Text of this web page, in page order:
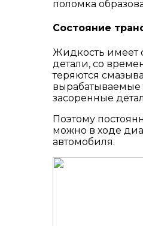
поломка
Состояние
Жидкость имеет
детали, со
теряются
вырабатываемые
засоренные
Поэтому
можно в ходе
автомобиля.